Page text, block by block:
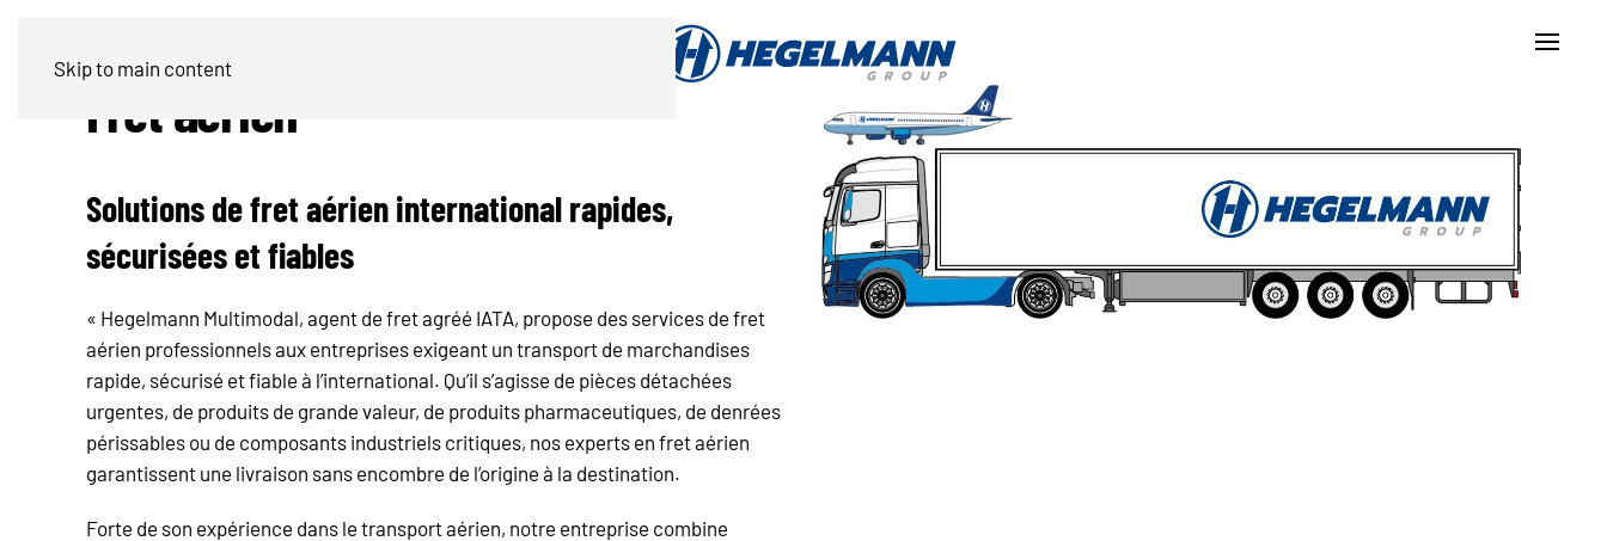
Skip to main content
Fret aérien
Solutions de fret aérien international rapides,
sécurisées et fiables
« Hegelmann Multimodal, agent de fret agréé IATA, propose des services de fret
aérien professionnels aux entreprises exigeant un transport de marchandises
rapide, sécurisé et fiable à l’international. Qu’il s’agisse de pièces détachées
urgentes, de produits de grande valeur, de produits pharmaceutiques, de denrées
périssables ou de composants industriels critiques, nos experts en fret aérien
garantissent une livraison sans encombre de l’origine à la destination.
Forte de son expérience dans le transport aérien, notre entreprise combine